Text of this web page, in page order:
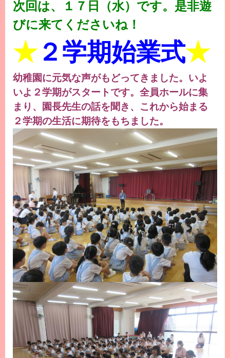
次回は、１７日（水）です。是非遊
びに来てくださいね！
★２学期始業式★
幼稚園に元気な声がもどってきました。いよ
いよ２学期がスタートです。全員ホールに集
まり、園長先生の話を聞き、これから始まる
２学期の生活に期待をもちました。